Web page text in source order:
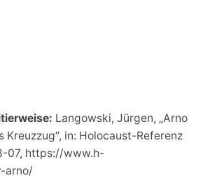
Langowski, Jürgen, „Arno
Kreuzzug“, in: Holocaust-Referenz
07, https://www.h-
arno/